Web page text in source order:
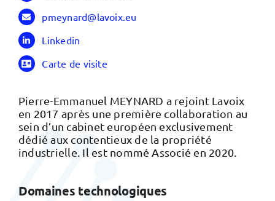
pmeynard@lavoix.eu
Linkedin
Carte de visite
Pierre-Emmanuel MEYNARD a rejoint Lavoix
en 2017 après une première collaboration au
sein d’un cabinet européen exclusivement
dédié aux contentieux de la propriété
industrielle. Il est nommé Associé en 2020.
Domaines technologiques